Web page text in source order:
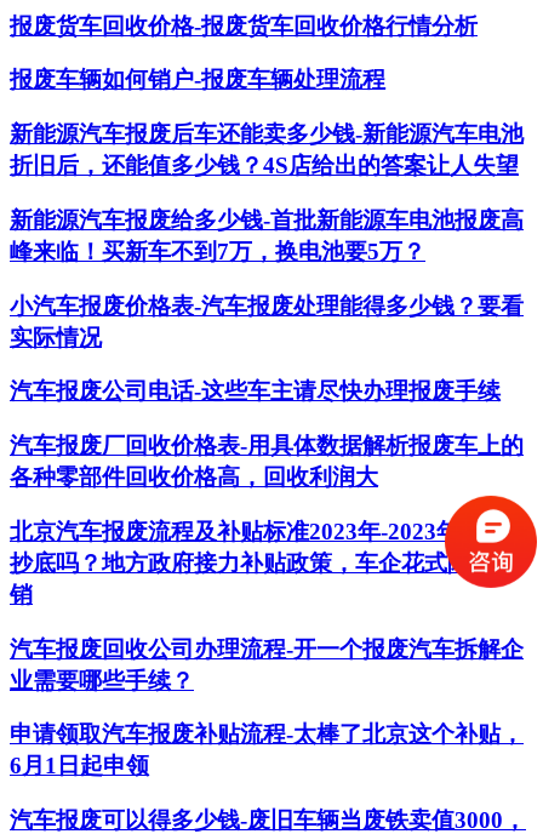
报废货车回收价格-报废货车回收价格行情分析
报废车辆如何销户-报废车辆处理流程
新能源汽车报废后车还能卖多少钱-新能源汽车电池
折旧后，还能值多少钱？4S店给出的答案让人失望
新能源汽车报废给多少钱-首批新能源车电池报废高
峰来临！买新车不到7万，换电池要5万？
小汽车报废价格表-汽车报废处理能得多少钱？要看
实际情况
汽车报废公司电话-这些车主请尽快办理报废手续
汽车报废厂回收价格表-用具体数据解析报废车上的
各种零部件回收价格高，回收利润大
北京汽车报废流程及补贴标准2023年-2023年买车是
抄底吗？地方政府接力补贴政策，车企花式降价促
销
汽车报废回收公司办理流程-开一个报废汽车拆解企
业需要哪些手续？
申请领取汽车报废补贴流程-太棒了北京这个补贴，
6月1日起申领
汽车报废可以得多少钱-废旧车辆当废铁卖值3000，